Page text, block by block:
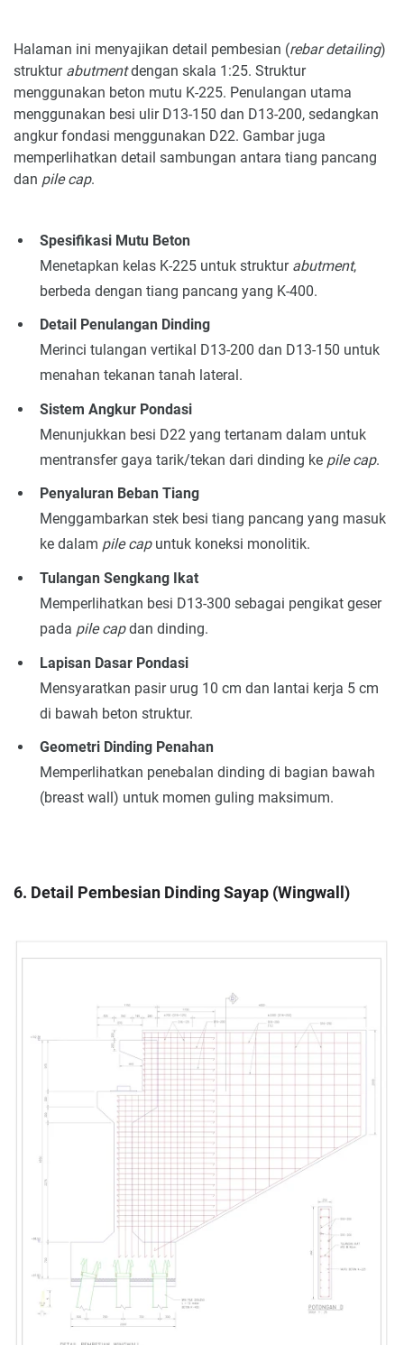
Halaman ini menyajikan detail pembesian (rebar detailing)
struktur abutmentdengan skala 1:25. Struktur
menggunakan beton mutu K-225. Penulangan utama
menggunakan besi ulir D13-150 dan D13-200, sedangkan
angkur fondasi menggunakan D22. Gambar juga
memperlihatkan detail sambungan antara tiang pancang
dan pile cap.
Spesifikasi Mutu Beton
Menetapkan kelas K-225 untuk struktur abutment,
berbeda dengan tiang pancang yang K-400.
Detail Penulangan Dinding
Merinci tulangan vertikal D13-200 dan D13-150 untuk
menahan tekanan tanah lateral.
Sistem Angkur Pondasi
Menunjukkan besi D22 yang tertanam dalam untuk
mentransfer gaya tarik/tekan dari dinding ke pile cap.
Penyaluran Beban Tiang
Menggambarkan stek besi tiang pancang yang masuk
ke dalam pile capuntuk koneksi monolitik.
Tulangan Sengkang Ikat
Memperlihatkan besi D13-300 sebagai pengikat geser
pada pile capdan dinding.
Lapisan Dasar Pondasi
Mensyaratkan pasir urug 10 cm dan lantai kerja 5 cm
di bawah beton struktur.
Geometri Dinding Penahan
Memperlihatkan penebalan dinding di bagian bawah
(breast wall) untuk momen guling maksimum.
6. Detail Pembesian Dinding Sayap (Wingwall)